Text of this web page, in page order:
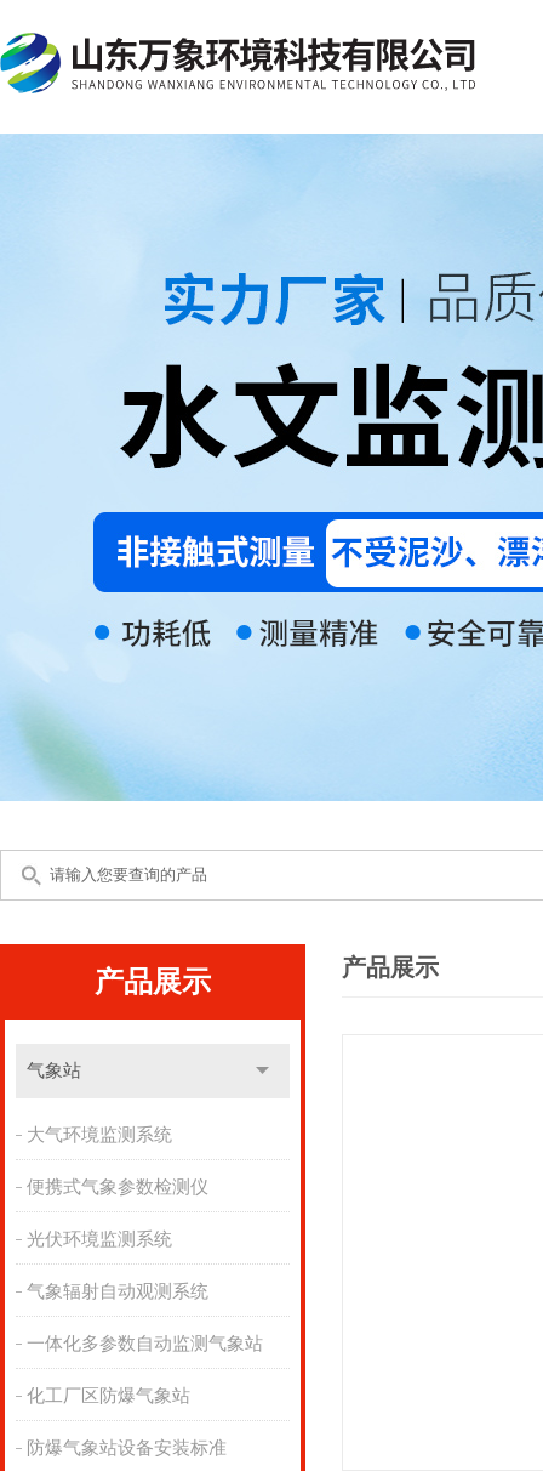
产品展示
气象站
大气环境监测系统
便携式气象参数检测仪
光伏环境监测系统
气象辐射自动观测系统
一体化多参数自动监测气象站
化工厂区防爆气象站
防爆气象站设备安装标准
产品展示